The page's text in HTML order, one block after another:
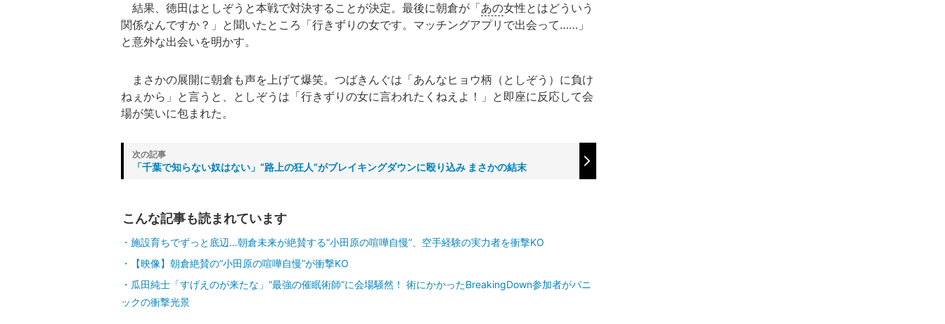
結果、徳田はとしぞうと本戦で対決することが決定。最後に朝倉が「あの女性とはどういう
関係なんですか？」と聞いたところ「行きずりの女です。マッチングアプリで出会って……」
と意外な出会いを明かす。
まさかの展開に朝倉も声を上げて爆笑。つばきんぐは「あんなヒョウ柄（としぞう）に負け
ねぇから」と言うと、としぞうは「行きずりの女に言われたくねえよ！」と即座に反応して会
場が笑いに包まれた。
「千葉で知らない奴はない」“路上の狂人”がブレイキングダウンに殴り込み まさかの結末
こんな記事も読まれています
施設育ちでずっと底辺…朝倉未来が絶賛する“小田原の喧嘩自慢”、空手経験の実力者を衝撃KO
【映像】朝倉絶賛の“小田原の喧嘩自慢”が衝撃KO
瓜田純士「すげえのが来たな」“最強の催眠術師”に会場騒然！ 術にかかったBreakingDown参加者がパニ
ックの衝撃光景